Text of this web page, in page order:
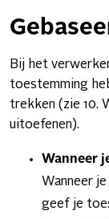
Bij het
toestemming
trekken (zie 10.
uitoefenen).
Wanneer
Wanneer
geef je